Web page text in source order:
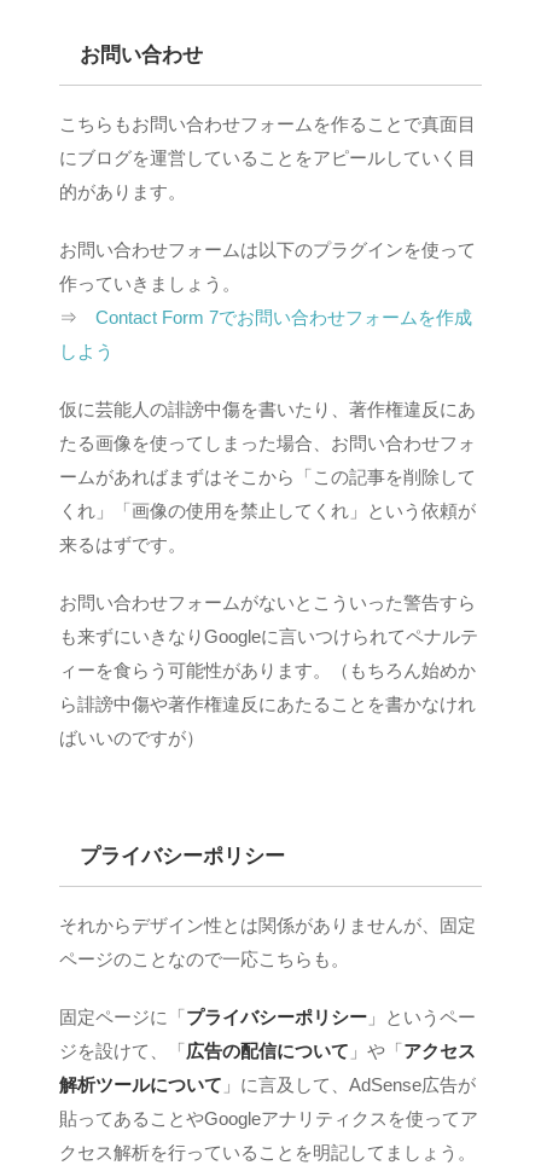
お問い合わせ
こちらもお問い合わせフォームを作ることで真面目
にブログを運営していることをアピールしていく目
的があります。
お問い合わせフォームは以下のプラグインを使って
作っていきましょう。
⇒ Contact Form 7でお問い合わせフォームを作成
しよう
仮に芸能人の誹謗中傷を書いたり、著作権違反にあ
たる画像を使ってしまった場合、お問い合わせフォ
ームがあればまずはそこから「この記事を削除して
くれ」「画像の使用を禁止してくれ」という依頼が
来るはずです。
お問い合わせフォームがないとこういった警告すら
も来ずにいきなりGoogleに言いつけられてペナルテ
ィーを食らう可能性があります。（もちろん始めか
ら誹謗中傷や著作権違反にあたることを書かなけれ
ばいいのですが）
プライバシーポリシー
それからデザイン性とは関係がありませんが、固定
ページのことなので一応こちらも。
固定ページに「プライバシーポリシー 」というペー
ジを設けて、「広告の配信について 」や「アクセス
解析ツールについて 」に言及して、AdSense広告が
貼ってあることやGoogleアナリティクスを使ってア
クセス解析を行っていることを明記してましょう。